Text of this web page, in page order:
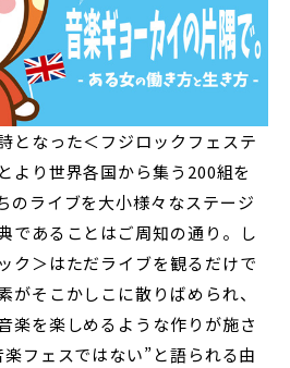
となった＜フジロックフェステ
より世界各国から集う200組を
のライブを大小様々なステージ
であることはご周知の通り。し
ク＞はただライブを観るだけで
がそこかしこに散りばめられ、
楽を楽しめるような作りが施さ
フェスではない”と語られる由